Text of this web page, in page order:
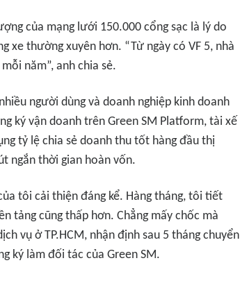
của mạng lưới 150.000 cổng sạc là lý do
xe thường xuyên hơn. “Từ ngày có VF 5, nhà
năm”, anh chia sẻ.
người dùng và doanh nghiệp kinh doanh
ký vận doanh trên Green SM Platform, tài xế
tỷ lệ chia sẻ doanh thu tốt hàng đầu thị
ngắn thời gian hoàn vốn.
tôi cải thiện đáng kể. Hàng tháng, tôi tiết
tảng cũng thấp hơn. Chẳng mấy chốc mà
vụ ở TP.HCM, nhận định sau 5 tháng chuyển
ký làm đối tác của Green SM.